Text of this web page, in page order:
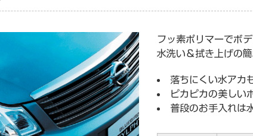
フッ素ポリマーでボ
水洗い＆拭き上げの
落ちにくい水アカ
ピカピカの美しい
普段のお手入れは